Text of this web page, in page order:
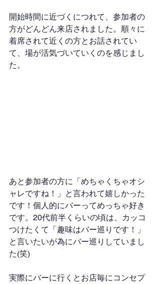
開始時間に近づくにつれて、参加者の
方がどんどん来店されました。順々に
着席されて近くの方とお話されてい
て、場が活気づいていくのを感じまし
た。
あと参加者の方に「めちゃくちゃオシ
ャレですね！」と言われて嬉しかった
です！個人的にバーってめっちゃ好き
です。20代前半くらいの頃は、カッコ
つけたくて「趣味はバー巡りです！」
と言いたいが為にバー巡りしていまし
た(笑)
実際にバーに行くとお店毎にコンセプ